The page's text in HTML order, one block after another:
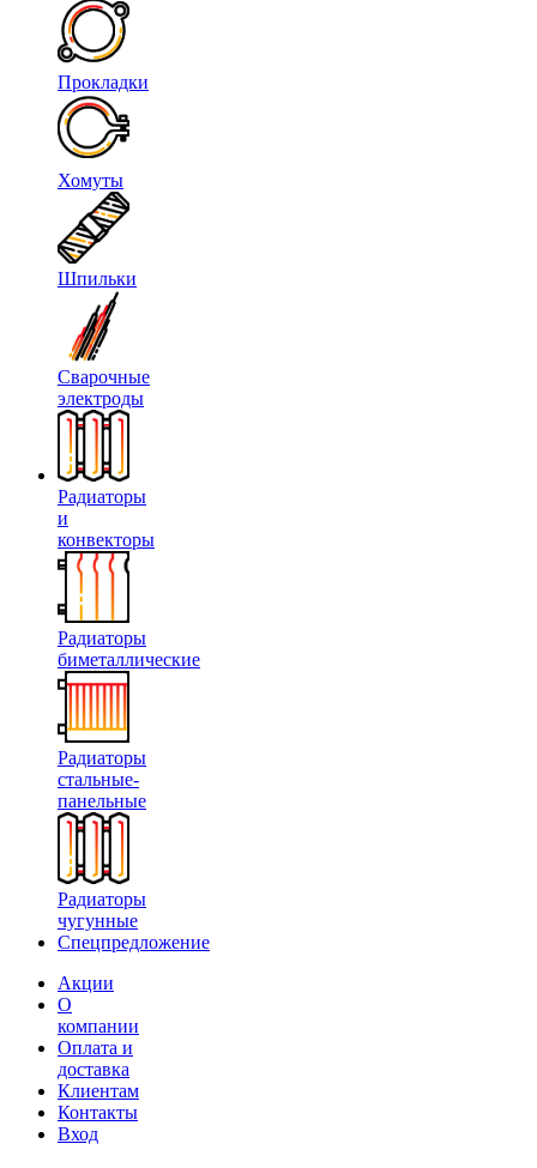
Прокладки
Хомуты
Шпильки
Сварочные
электроды
Радиаторы
и
конвекторы
Радиаторы
биметаллические
Радиаторы
стальные-
панельные
Радиаторы
чугунные
Спецпредложение
Акции
О
компании
Оплата и
доставка
Клиентам
Контакты
Вход